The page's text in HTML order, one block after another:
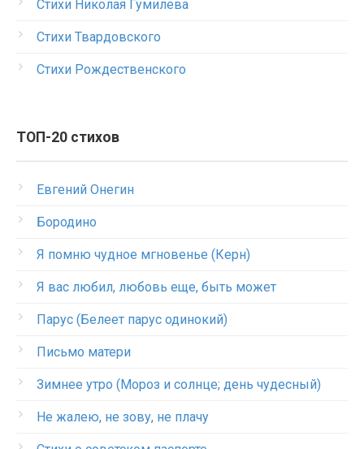
Стихи Николая Гумилева
Стихи Твардовского
Стихи Рождественского
ТОП-20 стихов
Евгений Онегин
Бородино
Я помню чудное мгновенье (Керн)
Я вас любил, любовь еще, быть может
Парус (Белеет парус одинокий)
Письмо матери
Зимнее утро (Мороз и солнце; день чудесный)
Не жалею, не зову, не плачу